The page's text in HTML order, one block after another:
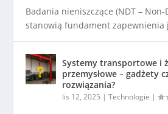
Badania nieniszczące (NDT –
stanowią fundament zapewnienia
Systemy transportowe i
przemysłowe – gadżety
rozwiązania?
lis 12, 2025 |Technologie |